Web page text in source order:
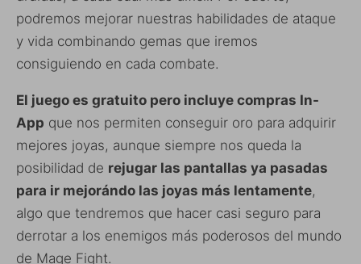
podremos mejorar nuestras habilidades de ataque
y vida combinando gemas que iremos
consiguiendo en cada combate.
El juego es gratuito pero incluye compras In-
App que nos permiten conseguir oro para adquirir
mejores joyas, aunque siempre nos queda la
posibilidad de rejugar las pantallas ya pasadas
para ir mejorándo las joyas más lentamente,
algo que tendremos que hacer casi seguro para
derrotar a los enemigos más poderosos del mundo
de Mage Fight.